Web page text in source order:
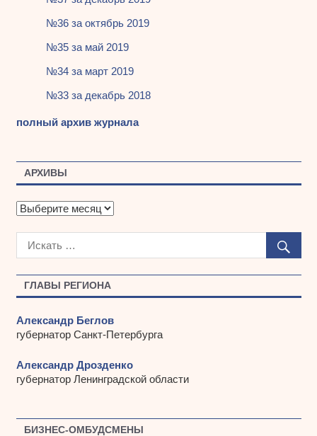
ГЛАВЫ РЕГИОНА
Александр Беглов
губернатор Санкт-Петербурга
Александр Дрозденко
губернатор Ленинградской области
БИЗНЕС-ОМБУДСМЕНЫ
№36 за октябрь 2019
№35 за май 2019
№34 за март 2019
№33 за декабрь 2018
полный архив журнала
АРХИВЫ
А
х
ы